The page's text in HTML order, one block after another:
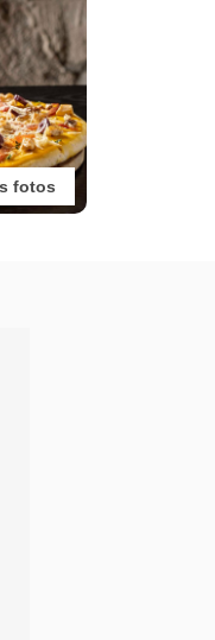
fotos